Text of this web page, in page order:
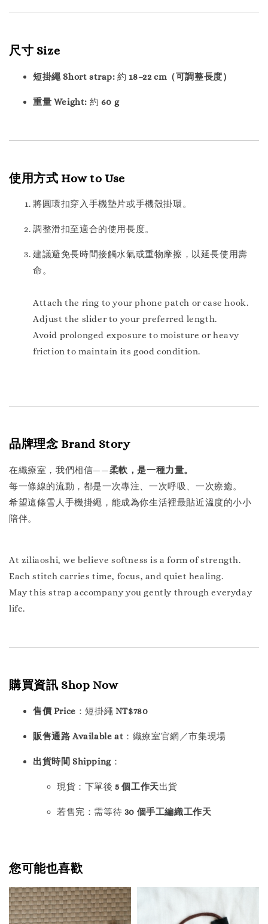
尺寸 Size
短掛繩 Short strap: 約18–22 cm（可調整長度）
重量 Weight: 約 60 g
使用方式 How to Use
將圓環扣穿入手機墊片或手機殼掛環。
調整滑扣至適合的使用長度。
建議避免長時間接觸水氣或重物摩擦，以延長使用壽
命。
Attach the ring to your phone patch or case hook.
Adjust the slider to your preferred length.
Avoid prolonged exposure to moisture or heavy
friction to maintain its good condition.
品牌理念 Brand Story
在織療室，我們相信——柔軟，是一種力量。
每一條線的流動，都是一次專注、一次呼吸、一次療癒。
希望這條雪人手機掛繩，能成為你生活裡最貼近溫度的小小
陪伴。
At ziliaoshi, we believe softness is a form of strength.
Each stitch carries time, focus, and quiet healing.
May this strap accompany you gently through everyday
life.
購買資訊 Shop Now
售價 Price ：短掛繩 NT$780
販售通路 Available at ：織療室官網／市集現場
出貨時間 Shipping：
現貨：下單後5 個工作天出貨
若售完：需等待 30 個手工編織工作天
您可能也喜歡